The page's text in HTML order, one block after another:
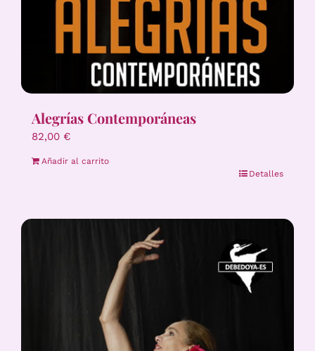
Alegrías Contemporáneas
82,00 €
Añadir al carrito
Detalles